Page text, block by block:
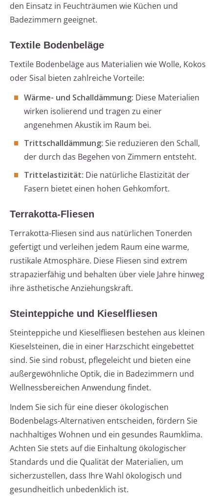
den Einsatz in Feuchträumen wie Küchen und
Badezimmern geeignet.
Textile Bodenbeläge
Textile Bodenbeläge aus Materialien wie Wolle, Kokos
oder Sisal bieten zahlreiche Vorteile:
Wärme- und Schalldämmung: Diese Materialien
wirken isolierend und tragen zu einer
angenehmen Akustik im Raum bei.
Trittschalldämmung: Sie reduzieren den Schall,
der durch das Begehen von Zimmern entsteht.
Trittelastizität: Die natürliche Elastizität der
Fasern bietet einen hohen Gehkomfort.
Terrakotta-Fliesen
Terrakotta-Fliesen sind aus natürlichen Tonerden
gefertigt und verleihen jedem Raum eine warme,
rustikale Atmosphäre. Diese Fliesen sind extrem
strapazierfähig und behalten über viele Jahre hinweg
ihre ästhetische Anziehungskraft.
Steinteppiche und Kieselfliesen
Steinteppiche und Kieselfliesen bestehen aus kleinen
Kieselsteinen, die in einer Harzschicht eingebettet
sind. Sie sind robust, pflegeleicht und bieten eine
außergewöhnliche Optik, die in Badezimmern und
Wellnessbereichen Anwendung findet.
Indem Sie sich für eine dieser ökologischen
Bodenbelags-Alternativen entscheiden, fördern Sie
nachhaltiges Wohnen und ein gesundes Raumklima.
Achten Sie stets auf die Einhaltung ökologischer
Standards und die Qualität der Materialien, um
sicherzustellen, dass Ihre Wahl ökologisch und
gesundheitlich unbedenklich ist.